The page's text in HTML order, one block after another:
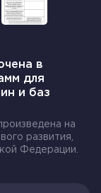
в
для
и баз
на
развития,
Федерации.